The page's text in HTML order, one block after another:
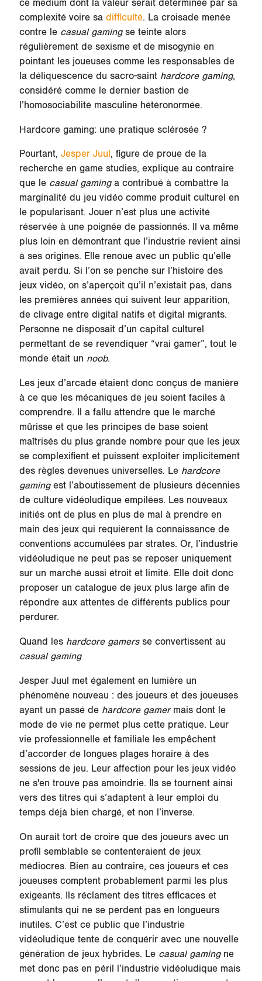
ce médium dont la valeur serait déterminée par sa
complexité voire sa difficulté. La croisade menée
contre le casual gamingse teinte alors
régulièrement de sexisme et de misogynie en
pointant les joueuses comme les responsables de
la déliquescence du sacro-saint hardcore gaming,
considéré comme le dernier bastion de
l’homosociabilité masculine hétéronormée.
Hardcore gaming: une pratique sclérosée ?
Pourtant, Jesper Juul, figure de proue de la
recherche en game studies, explique au contraire
que le casual gaminga contribué à combattre la
marginalité du jeu vidéocomme produit culturel en
le popularisant. Jouer n’est plus une activité
réservée à une poignée de passionnés. Il va même
plus loin en démontrant que l’industrie revient ainsi
à ses origines. Elle renoue avec un public qu’elle
avait perdu. Si l’on se penche sur l’histoire des
jeux vidéo, on s’aperçoit qu’il n’existait pas, dans
les premières années qui suivent leur apparition,
de clivage entre digital natifs et digital migrants.
Personne ne disposait d’un capital culturel
permettant de se revendiquer “vrai gamer”, tout le
monde était un noob.
Les jeux d’arcade étaient donc conçus de manière
à ce que les mécaniques de jeu soient faciles à
comprendre. Il a fallu attendre que le marché
mûrisse et que les principes de base soient
maîtrisés du plus grande nombre pour que les jeux
se complexifient et puissent exploiter implicitement
des règles devenues universelles. Le hardcore
gamingest l’aboutissement de plusieurs décennies
de culture vidéoludiqueempilées. Les nouveaux
initiés ont de plus en plus de mal à prendre en
main des jeux qui requièrent la connaissance de
conventions accumulées par strates. Or, l’industrie
vidéoludique ne peut pas se reposer uniquement
sur un marché aussi étroit et limité. Elle doit donc
proposer un catalogue de jeux plus large afin de
répondre aux attentes de différents publics pour
perdurer.
Quand les hardcore gamersse convertissent au
casual gaming
Jesper Juul met également en lumière un
phénomène nouveau : des joueurs et des joueuses
ayant un passé de hardcore gamermais dont le
mode de vie ne permet plus cette pratique. Leur
vie professionnelle et familiale les empêchent
d’accorder de longues plages horaire à des
sessions de jeu. Leur affection pour les jeux vidéo
ne s'en trouve pas amoindrie. Ils se tournent ainsi
vers des titres qui s’adaptent à leur emploi du
temps déjà bien chargé, et non l’inverse.
On aurait tort de croire que des joueurs avec un
profil semblable se contenteraient de jeux
médiocres. Bien au contraire, ces joueurs et ces
joueuses comptent probablement parmi les plus
exigeants. Ils réclament des titres efficaces et
stimulants qui ne se perdent pas en longueurs
inutiles. C’est ce public que l’industrie
vidéoludique tente de conquérir avec une nouvelle
génération de jeux hybrides. Le casual gamingne
met donc pas en péril l’industrie vidéoludique mais